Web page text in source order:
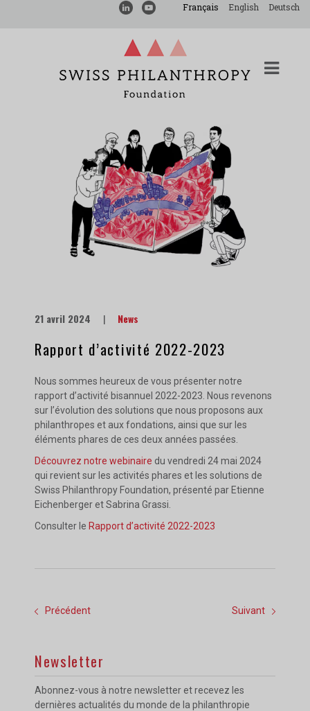
Français English Deutsch
21 avril 2024 | News
Rapport d’activité 2022-2023
Nous sommes heureux de vous présenter notre
rapport d’activité bisannuel 2022-2023. Nous revenons
sur l’évolution des solutions que nous proposons aux
philanthropes et aux fondations, ainsi que sur les
éléments phares de ces deux années passées.
Découvrez notre webinaire du vendredi 24 mai 2024
qui revient sur les activités phares et les solutions de
Swiss Philanthropy Foundation, présenté par Etienne
Eichenberger et Sabrina Grassi.
Consulter le Rapport d’activité 2022-2023
Précédent Suivant
Newsletter
Abonnez-vous à notre newsletter et recevez les
dernières actualités du monde de la philanthropie